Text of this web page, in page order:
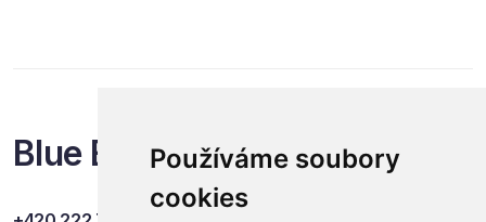
Používáme soubory
cookies
Blue Events